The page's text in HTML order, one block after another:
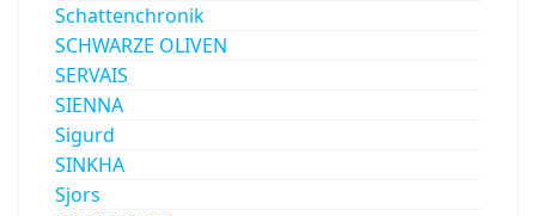
Schattenchronik
SCHWARZE OLIVEN
SERVAIS
SIENNA
Sigurd
SINKHA
Sjors